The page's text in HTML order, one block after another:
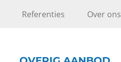
Referenties Over ons